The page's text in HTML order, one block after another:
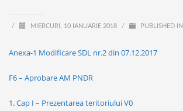
/ MIERCURI, 10 IANUARIE 2018 / PUBLISHED IN
Anexa-1 Modificare SDL nr.2 din 07.12.2017
F6 – Aprobare AM PNDR
1. Cap I – Prezentarea teritoriului V0